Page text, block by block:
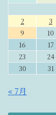
2
3
9
10
16
17
23
24
30
31
« 7月